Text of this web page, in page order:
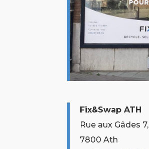
Fix&Swap ATH
Rue aux Gâdes 7,
7800 Ath